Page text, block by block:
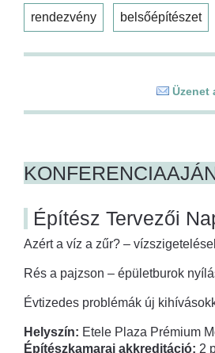
rendezvény belsőépítészet
Üzenet
Építész Tervezői
Azért a víz a zűr? –
Rés a pajzson – épületburok
Évtizedes problémák új
Helyszín: Etele Plaza Prémium
Építészkamarai akkreditáció: 2